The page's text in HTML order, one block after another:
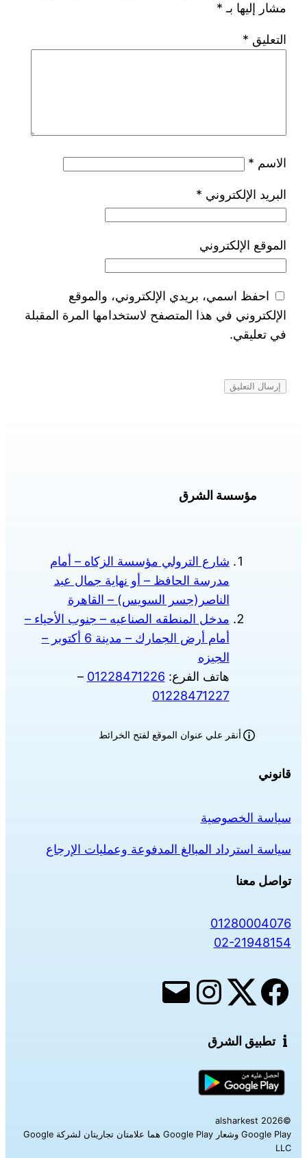
مشار إليها بـ *
التعليق *
الاسم *
البريد الإلكتروني *
الموقع الإلكتروني
احفظ اسمي، بريدي الإلكتروني، والموقع
الإلكتروني في هذا المتصفح لاستخدامها المرة المقبلة
في تعليقي.
مؤسسة الشرق
شارع الترولي مؤسسة الزكاه – أمام
مدرسة الحافظ – أو نهاية جمال عبد
الناصر(جسر السويس) – القاهرة
مدخل المنطقه الصناعيه – جنوب الأحياء –
أمام أرض الجمارك – مدينة 6 أكتوبر –
الجيزه
هاتف الفرع: 01228471226
–
01228471227
أنقر علي عنوان الموقع لفتح الخرائط
قانوني
سياسة الخصوصية
سياسة استرداد المبالغ المدفوعة وعمليات الإرجاع
تواصل معنا
01280004076
02-21948154
تطبيق الشرق
©alsharkest 2026
Google Play وشعار Google Play هما علامتان تجاريتان لشركة Google
LLC‎